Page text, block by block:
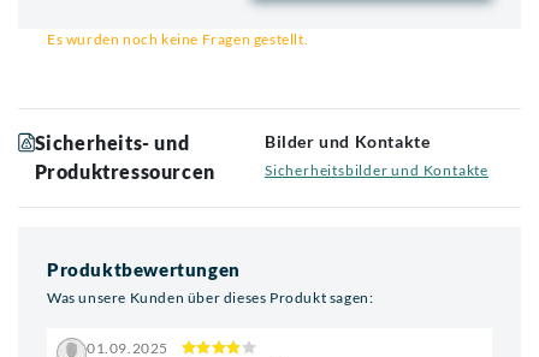
Es wurden noch keine Fragen gestellt.
Sicherheits- und
Produktressourcen
Bilder und Kontakte
Sicherheitsbilder und Kontakte
Produktbewertungen
Was unsere Kunden über dieses Produkt sagen:
01.09.2025